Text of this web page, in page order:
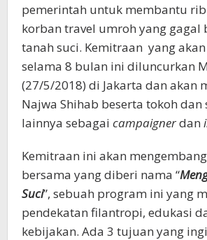
pemerintah untuk membantu
korban travel umroh yang gagal
tanah suci. Kemitraan yang
selama 8 bulan ini diluncurkan
(27/5/2018) di Jakarta dan akan
Najwa Shihab beserta tokoh dan
lainnya sebagai campaignerdan
Kemitraan ini akan
bersama yang diberi nama “
Suci”, sebuah program ini yang
pendekatan filantropi, edukasi
kebijakan. Ada 3 tujuan yang